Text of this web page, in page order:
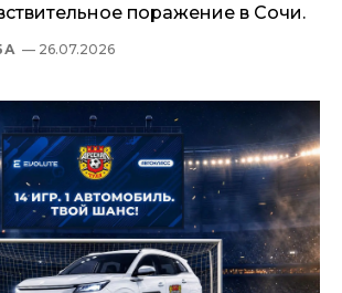
поражение в Сочи.
— 26.07.2026